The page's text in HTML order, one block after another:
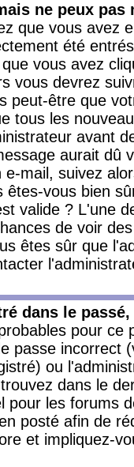
ne peux pas
que vous avez
été
vous avez
vous devrez
peut-être que
tous les
avant
aurait dû
e-mail, suivez
êtes-vous bien
valide ? L'une
de voir
êtes sûr que
dans le
pour
passe incorrect
ou
dans le
pour les forums
posté afin de
et impliquez-